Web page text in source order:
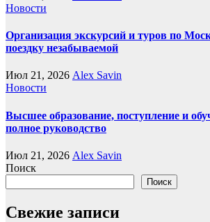
Новости
Организация экскурсий и туров по
поездку незабываемой
Июл 21, 2026 Alex Savin
Новости
Высшее образование, поступление и
полное руководство
Июл 21, 2026 Alex Savin
Поиск
Поиск
Свежие записи